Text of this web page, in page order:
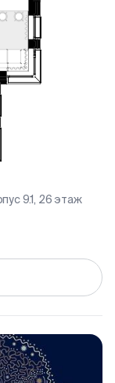
9.1, 26 этаж